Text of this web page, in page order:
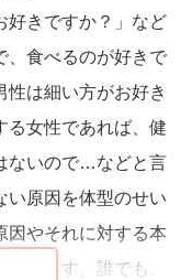
ると、転職などで
？」と聞かれるよ
運動すればよいだ
す。
好きですか？」など
、食べるのが好きで
は細い方がお好き
女性であれば、健
ないので…などと言
い原因を体型のせい
因やそれに対する本
します。誰でも、